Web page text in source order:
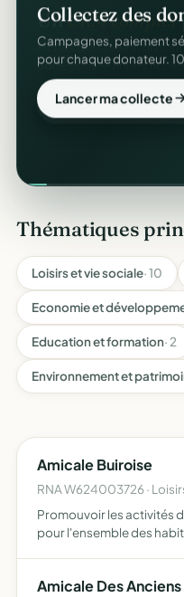
Collectez des
Campagnes, paiement
pour chaque donateur.
Lancer ma collecte
Thématiques
Loisirs et vie sociale· 10
Economie et
Education et formation· 2
Environnement et
Amicale Buiroise
RNA W624003726 ·
Promouvoir les activités
pour l'ensemble des
Amicale Des